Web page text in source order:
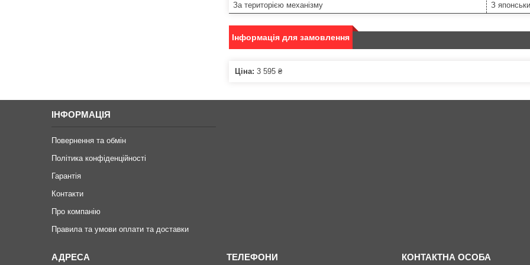
За територією механізму
З
Інформація для замовлення
Ціна: 3 595 ₴
ІНФОРМАЦІЯ
Повернення та обмін
Політика конфіденційності
Гарантія
Контакти
Про компанію
Правила та умови оплати та доставки